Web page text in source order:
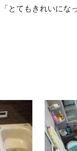
とてもきれいにな